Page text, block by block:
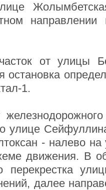
направлении
от улицы
остановка
1.
улице
- налево
движения. В
перекрестка
далее